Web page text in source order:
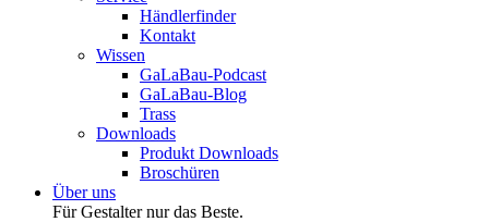
Händlerfinder
Kontakt
Wissen
GaLaBau-Podcast
GaLaBau-Blog
Trass
Downloads
Produkt Downloads
Broschüren
Über uns
Für Gestalter nur das Beste.